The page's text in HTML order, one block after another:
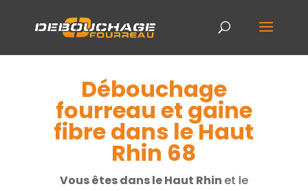
Débouchage
fourreau et gaine
fibre dans le Haut
Rhin 68
Vous êtes dans le Haut Rhin et le